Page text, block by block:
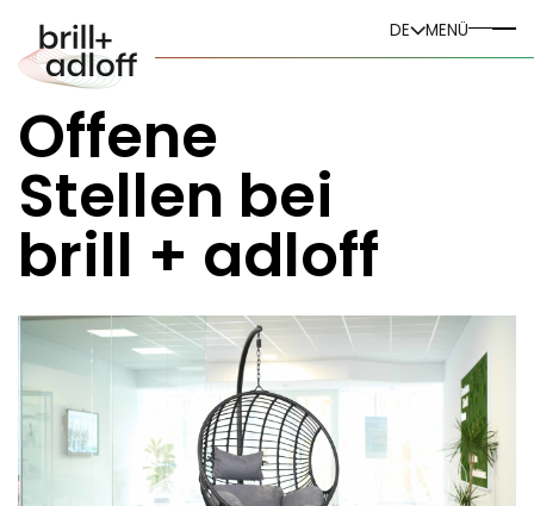
DE MENÜ
Offene
Stellen bei
brill + adloff